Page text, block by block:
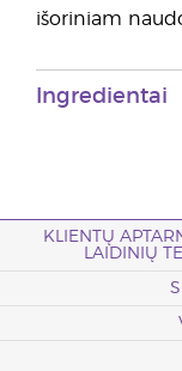
išoriniam
Ingredientai
KLIENTŲ
LAIDINIŲ